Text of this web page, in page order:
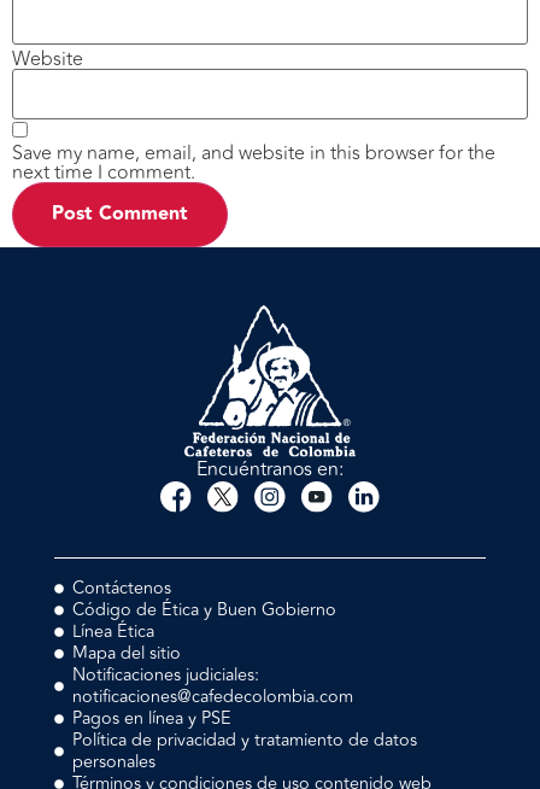
Website
Save my name, email, and website in this browser for the
next time I comment.
Encuéntranos en:
Contáctenos
Código de Ética y Buen Gobierno
Línea Ética
Mapa del sitio
Notificaciones judiciales:
notificaciones@cafedecolombia.com
Pagos en línea y PSE
Política de privacidad y tratamiento de datos
personales
Términos y condiciones de uso contenido web